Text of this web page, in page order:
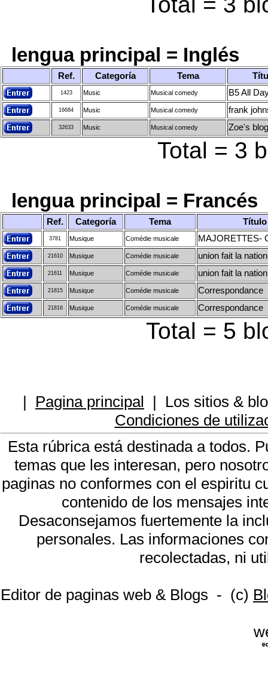
lengua principal = Inglés
Ref. Categoría Tema
1423 Music Musical comedy B5 All
16684 Music Musical comedy frank
32633 Music Musical comedy Zoe's blog
Total = 3
lengua principal = Francés
Ref. Categoría Tema
3781 Musique Comédie musicale MAJORETTES-
21610 Musique Comédie musicale union fait la nation
21611 Musique Comédie musicale union fait la nation
21815 Musique Comédie musicale Correspondance
21816 Musique Comédie musicale Correspondance
Total = 5
| Pagina principal | Los sitios &
Condiciones de
Esta rúbrica está destinada a todos.
temas que les interesan, pero
paginas no conformes con el espiritu
contenido de los mensajes
Desaconsejamos fuertemente la
personales. Las informaciones
recolectadas, ni
Editor de paginas web & Blogs - (c)